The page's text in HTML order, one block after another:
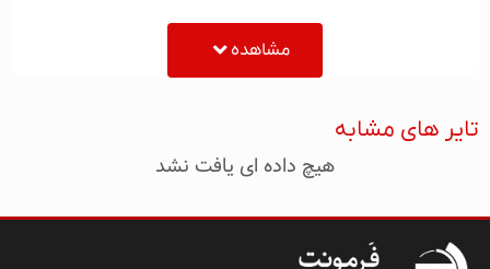
به فعاليت نمود. خط تولید تایر و تیوب دوچرخه و
موتورسیکلت با بهره‌گیری از دانش فنی شرکت آی‌آر‌سی
گردید. پس از آن اين مجتمع همواره در جهت اصلاح و
كه از جمله بارزترين آن اقدام به توليد تايرهاى راديال
مشاهده
تایر های مشابه
هیچ داده ای یافت نشد